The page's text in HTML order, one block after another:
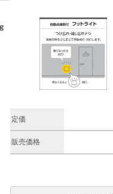
定価
販売価格